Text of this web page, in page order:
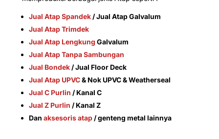
Jual Atap Spandek/ Jual Atap Galvalum
Jual Atap Trimdek
Jual Atap Lengkung Galvalum
Jual Atap Tanpa Sambungan
Jual Bondek/ Jual Floor Deck
Jual Atap UPVC& Nok UPVC & Weatherseal
Jual C Purlin / Kanal C
Jual Z Purlin / Kanal Z
Dan aksesoris atap/ genteng metal lainnya